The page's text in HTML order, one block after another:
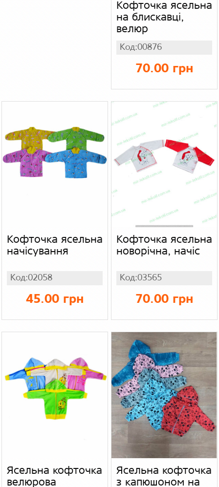
Кофточка ясельна
на блискавці,
велюр
Код:00876
70.00 грн
Кофточка ясельна
начісування
Код:02058
45.00 грн
Кофточка ясельна
новорічна, начіс
Код:03565
70.00 грн
Ясельна кофточка
велюрова
Ясельна кофточка
з капюшоном на